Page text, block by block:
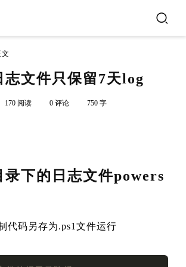
文件只保留7天log
170 阅读 0 评论 750 字
下的日志文件powers
代码另存为.ps1文件运行